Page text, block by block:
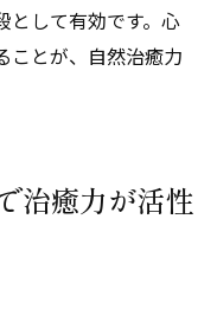
として有効です。心
ことが、自然治癒力
治癒力が活性